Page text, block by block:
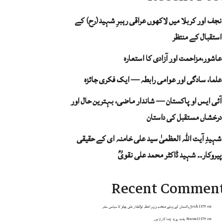
نجف اور کربلا میں لاکھوں عراقی رہبرِ شہید(رح) کے
استقبال کے منتظر
عاشور،مزاحمت اور آزادی کا استعارہ
علما، سادگی اور عوامی رابطہ — ایک فکری جائزہ
آئی ایس او پاکستان — شاندار ماضی، بہترین حال اور
درخشاں مستقبل کی داستان
شہیدِ آیت اللہ العظمیٰ سید علی خامنہ ای کے حقیقی
پیروکار۔۔ شہید ڈاکٹر محمد علی نقویؒ
Recent
Josh1579 on
پاکستان کے پہلے منتخب وزیرِ اعظم ذوالفقار علی بھٹو کا سیاسی سفر
Naomi3579 on ہفت روزہ رضا کار لاہور